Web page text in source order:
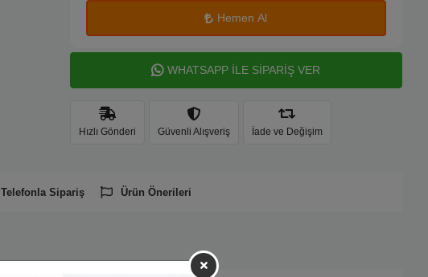
Hemen Al
WHATSAPP İLE SİPARİŞ VER
Hızlı Gönderi Güvenli Alışveriş İade ve Değişim
Telefonla Sipariş Ürün Önerileri